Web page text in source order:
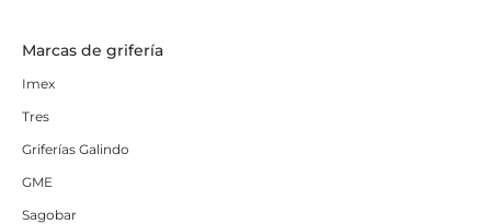
Marcas de grifería
Imex
Tres
Griferías Galindo
GME
Sagobar